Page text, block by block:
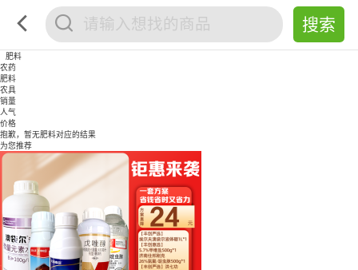
肥料
农药
肥料
农具
销量
人气
价格
抱歉，暂无肥料对应的结果
为您推荐